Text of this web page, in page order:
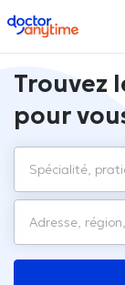
doctoranytime
Trouvez
pour